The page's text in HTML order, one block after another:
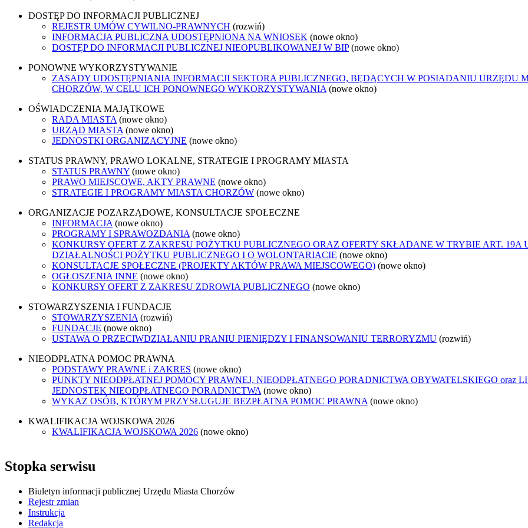
DOSTĘP DO INFORMACJI PUBLICZNEJ
REJESTR UMÓW CYWILNO-PRAWNYCH (rozwiń)
INFORMACJA PUBLICZNA UDOSTĘPNIONA NA WNIOSEK (nowe okno)
DOSTĘP DO INFORMACJI PUBLICZNEJ NIEOPUBLIKOWANEJ W BIP (nowe okno)
PONOWNE WYKORZYSTYWANIE
ZASADY UDOSTĘPNIANIA INFORMACJI SEKTORA PUBLICZNEGO, BĘDĄCYCH W POSIADANIU URZĘDU
CHORZÓW, W CELU ICH PONOWNEGO WYKORZYSTYWANIA (nowe okno)
OŚWIADCZENIA MAJĄTKOWE
RADA MIASTA (nowe okno)
URZĄD MIASTA (nowe okno)
JEDNOSTKI ORGANIZACYJNE (nowe okno)
STATUS PRAWNY, PRAWO LOKALNE, STRATEGIE I PROGRAMY MIASTA
STATUS PRAWNY (nowe okno)
PRAWO MIEJSCOWE, AKTY PRAWNE (nowe okno)
STRATEGIE I PROGRAMY MIASTA CHORZÓW (nowe okno)
ORGANIZACJE POZARZĄDOWE, KONSULTACJE SPOŁECZNE
INFORMACJA (nowe okno)
PROGRAMY I SPRAWOZDANIA (nowe okno)
KONKURSY OFERT Z ZAKRESU POŻYTKU PUBLICZNEGO ORAZ OFERTY SKŁADANE W TRYBIE ART. 19A
DZIAŁALNOŚCI POŻYTKU PUBLICZNEGO I O WOLONTARIACIE (nowe okno)
KONSULTACJE SPOŁECZNE (PROJEKTY AKTÓW PRAWA MIEJSCOWEGO) (nowe okno)
OGŁOSZENIA INNE (nowe okno)
KONKURSY OFERT Z ZAKRESU ZDROWIA PUBLICZNEGO (nowe okno)
STOWARZYSZENIA I FUNDACJE
STOWARZYSZENIA (rozwiń)
FUNDACJE (nowe okno)
USTAWA O PRZECIWDZIAŁANIU PRANIU PIENIĘDZY I FINANSOWANIU TERRORYZMU (rozwiń)
NIEODPŁATNA POMOC PRAWNA
PODSTAWY PRAWNE i ZAKRES (nowe okno)
PUNKTY NIEODPŁATNEJ POMOCY PRAWNEJ, NIEODPŁATNEGO PORADNICTWA OBYWATELSKIEGO oraz
JEDNOSTEK NIEODPŁATNEGO PORADNICTWA (nowe okno)
WYKAZ OSÓB, KTÓRYM PRZYSŁUGUJE BEZPŁATNA POMOC PRAWNA (nowe okno)
KWALIFIKACJA WOJSKOWA 2026
KWALIFIKACJA WOJSKOWA 2026 (nowe okno)
Stopka serwisu
Biuletyn informacji publicznej Urzędu Miasta Chorzów
Rejestr zmian
Instrukcja
Redakcja